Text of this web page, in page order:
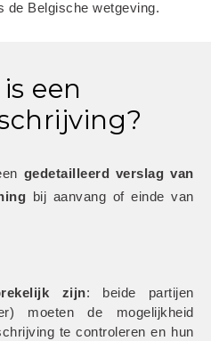
de Belgische wetgeving.
is een
gedetailleerd verslag van
bij aanvang of einde van
zijn: beide partijen
moeten de mogelijkheid
te controleren en hun